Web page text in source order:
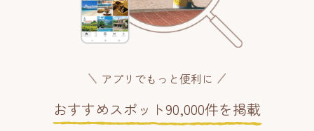
アプリでもっと便利に
おすすめスポット90,000件を掲載